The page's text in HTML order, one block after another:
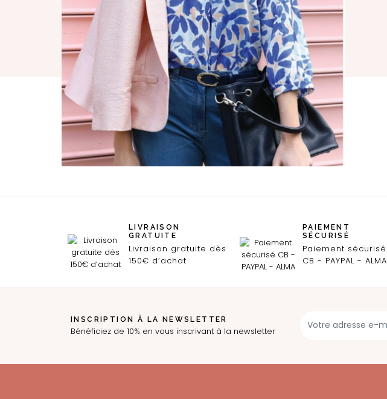
LIVRAISON
GRATUITE
Livraison gratuite dès
150€ d’achat
PAIEMENT
SÉCURISÉ
Paiement sécurisé
CB - PAYPAL - ALMA
INSCRIPTION À LA NEWSLETTER
Bénéficiez de 10% en vous inscrivant à la newsletter